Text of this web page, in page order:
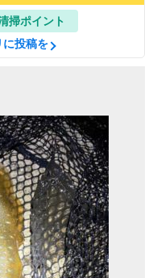
掃ポイント
に投稿を